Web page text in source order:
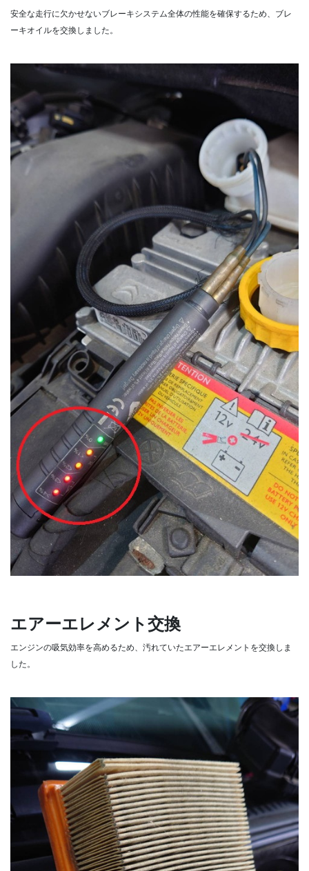
安全な走行に欠かせないブレーキシステム全体の性能を確保するため、ブレ
ーキオイルを交換しました。
エアーエレメント交換
エンジンの吸気効率を高めるため、汚れていたエアーエレメントを交換しま
した。